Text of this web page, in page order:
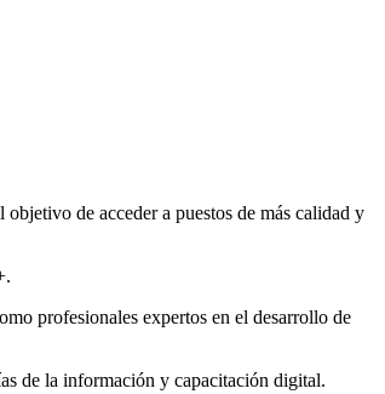
de acceder a puestos de más calidad y
profesionales expertos en el desarrollo de
de la información y capacitación digital.